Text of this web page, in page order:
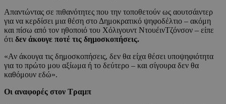
Απαντώντας σε πιθανότητες που την τοποθετούν ως αουτσάιντερ
για να κερδίσει μια θέση στο Δημοκρατικό ψηφοδέλτιο – ακόμη
και πίσω από τον ηθοποιό του Χόλιγουντ ΝτουέινΤζόνσον – είπε
ότι δεν άκουγε ποτέ τις δημοσκοπήσεις.
«Αν άκουγα τις δημοσκοπήσεις, δεν θα είχα θέσει υποψηφιότητα
για το πρώτο μου αξίωμα ή το δεύτερο – και σίγουρα δεν θα
καθόμουν εδώ».
Οι αναφορές στον Τραμπ